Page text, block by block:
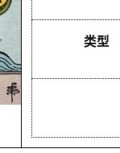
类型